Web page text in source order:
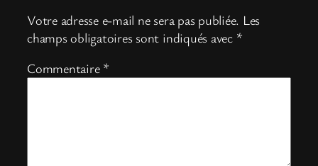
Votre adresse e-mail ne sera pas publiée. Les
champs obligatoires sont indiqués avec *
Commentaire *